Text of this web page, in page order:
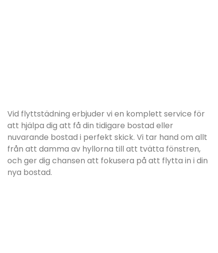
Vid flyttstädning erbjuder vi en komplett service för
att hjälpa dig att få din tidigare bostad eller
nuvarande bostad i perfekt skick. Vi tar hand om allt
från att damma av hyllorna till att tvätta fönstren,
och ger dig chansen att fokusera på att flytta in i din
nya bostad.